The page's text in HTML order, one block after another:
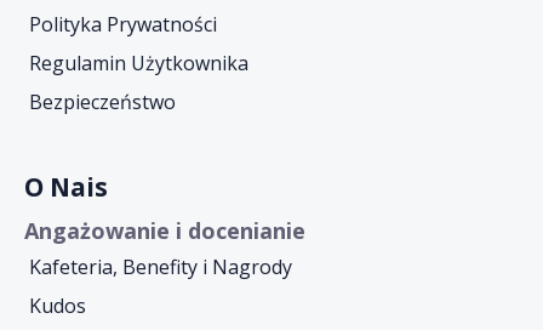
Polityka Prywatności
Regulamin Użytkownika
Bezpieczeństwo
O Nais
Angażowanie i docenianie
Kafeteria, Benefity i Nagrody
Kudos